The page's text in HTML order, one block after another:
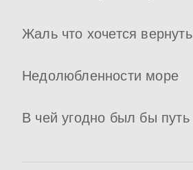
Жаль что хочется вернуть
Недолюбленности море
В чей угодно был бы путь